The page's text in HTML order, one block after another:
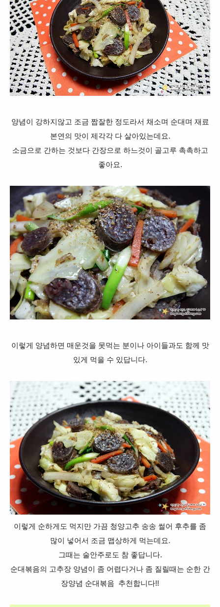
양념이 강하지않고 조금 짭잘한 정도라서 채소며 순대며 재료
본연의 맛이 제각각 다 살아있는데요.
소금으로 간하는 것보다 간장으로 하느것이 골고루 촉촉하고
좋아요.
이렇게 양념하면 매운것을 못먹는 분이나 아이들과도 함께 맛
있게 먹을 수 있답니다.
이렇게 순하게도 먹지만 가끔 청양고추 송송 썰어 후추를 좀
많이 넣어서 조금 맵상하게 먹는데요.
그때는 술안주로도 참 좋답니다.
순대볶음의 고추장 양념이 좀 어렵다거나 좀 질릴때는 순한 간
장양념 순대볶음 추천합니다!!